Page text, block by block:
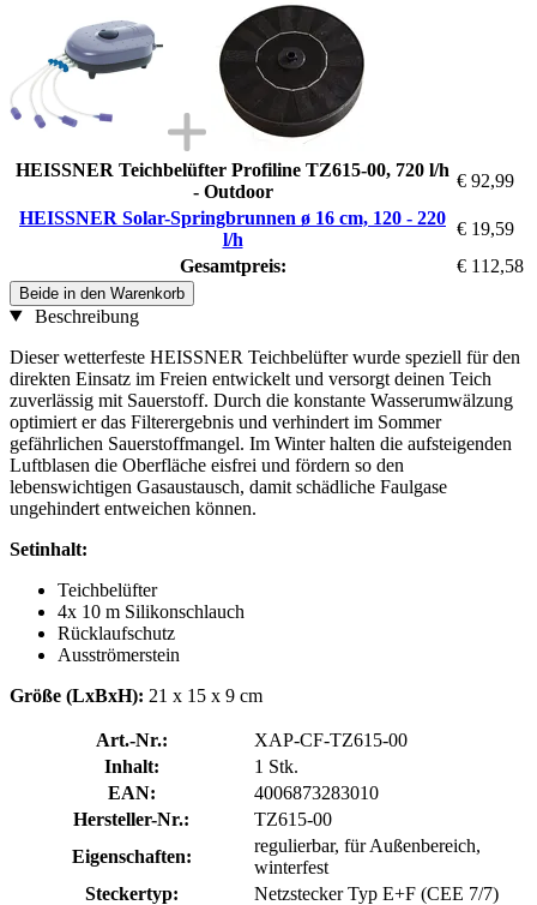
HEISSNER Teichbelüfter Profiline TZ615-00, 720 l/h
- Outdoor
€ 92,99
HEISSNER Solar-Springbrunnen ø 16 cm, 120 - 220
l/h
€ 19,59
Gesamtpreis:
€ 112,58
Beide in den Warenkorb
Beschreibung
Dieser wetterfeste HEISSNER Teichbelüfter wurde speziell für den
direkten Einsatz im Freien entwickelt und versorgt deinen Teich
zuverlässig mit Sauerstoff. Durch die konstante Wasserumwälzung
optimiert er das Filterergebnis und verhindert im Sommer
gefährlichen Sauerstoffmangel. Im Winter halten die aufsteigenden
Luftblasen die Oberfläche eisfrei und fördern so den
lebenswichtigen Gasaustausch, damit schädliche Faulgase
ungehindert entweichen können.
Setinhalt:
Teichbelüfter
4x 10 m Silikonschlauch
Rücklaufschutz
Ausströmerstein
Größe (LxBxH): 21 x 15 x 9 cm
Art.-Nr.:
XAP-CF-TZ615-00
Inhalt:
1 Stk.
EAN:
4006873283010
Hersteller-Nr.:
TZ615-00
Eigenschaften:
regulierbar, für Außenbereich,
winterfest
Steckertyp:
Netzstecker Typ E+F (CEE 7/7)